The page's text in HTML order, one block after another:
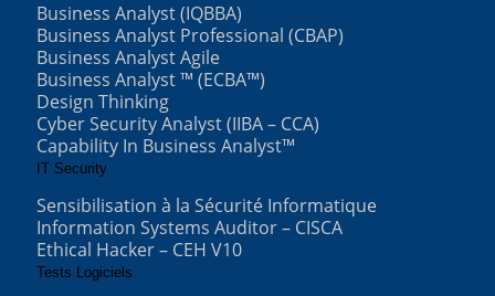
Business Analyst (IQBBA)
Business Analyst Professional (CBAP)
Business Analyst Agile
Business Analyst ™ (ECBA™)
Design Thinking
Cyber Security Analyst (IIBA – CCA)
Capability In Business Analyst™
IT Security
Sensibilisation à la Sécurité Informatique
Information Systems Auditor – CISCA
Ethical Hacker – CEH V10
Tests Logiciels